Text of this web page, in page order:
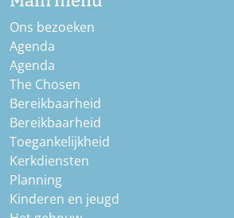
Ons bezoeken
Agenda
Agenda
The Chosen
Bereikbaarheid
Bereikbaarheid
Toegankelijkheid
Kerkdiensten
Planning
Kinderen en jeugd